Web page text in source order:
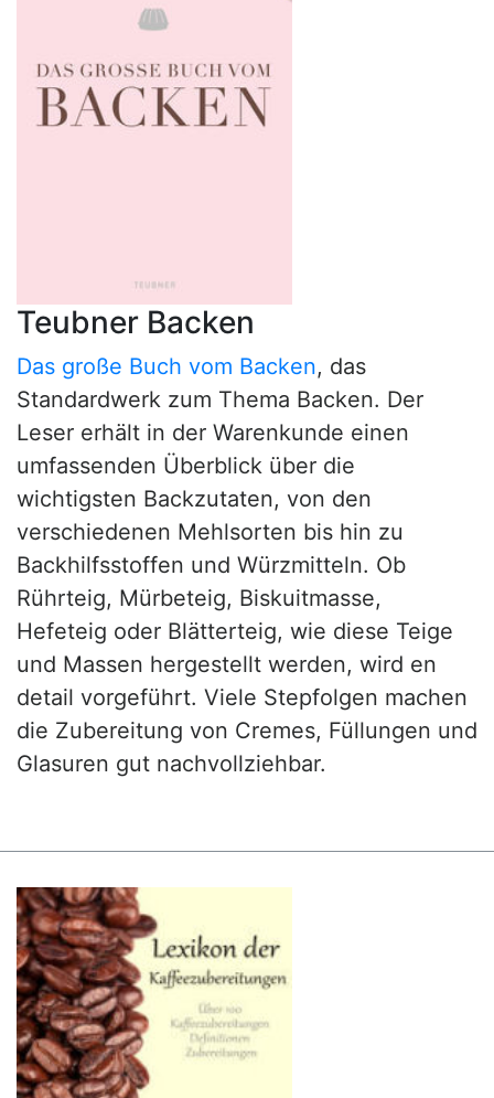
Teubner Backen
Das große Buch vom Backen, das
Standardwerk zum Thema Backen. Der
Leser erhält in der Warenkunde einen
umfassenden Überblick über die
wichtigsten Backzutaten, von den
verschiedenen Mehlsorten bis hin zu
Backhilfsstoffen und Würzmitteln. Ob
Rührteig, Mürbeteig, Biskuitmasse,
Hefeteig oder Blätterteig, wie diese Teige
und Massen hergestellt werden, wird en
detail vorgeführt. Viele Stepfolgen machen
die Zubereitung von Cremes, Füllungen und
Glasuren gut nachvollziehbar.